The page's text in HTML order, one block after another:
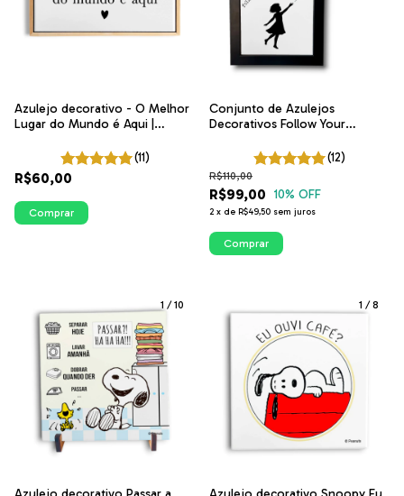
Azulejo decorativo - O Melhor
Lugar do Mundo é Aqui |
(11)
R$60,00
Comprar
Conjunto de Azulejos
Decorativos Follow Your
(12)
R$99,00
R$110,00
10% OFF
2 x de R$49,50 sem juros
Comprar
1 /10 1 /8